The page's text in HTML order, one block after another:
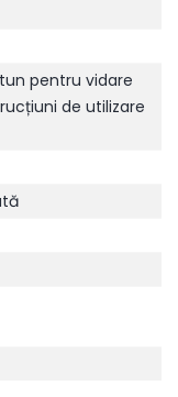
pentru vidare
de utilizare